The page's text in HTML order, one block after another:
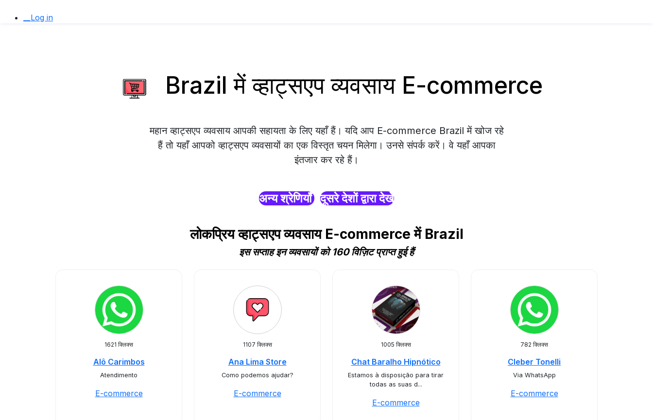
__Log in
Brazil में व्हाट्सएप व्यवसाय E-commerce
महान व्हाट्सएप व्यवसाय आपकी सहायता के लिए यहाँ हैं। यदि आप E-commerce Brazil में खोज रहे
हैं तो यहाँ आपको व्हाट्सएप व्यवसायों का एक विस्तृत चयन मिलेगा। उनसे संपर्क करें। वे यहाँ आपका
इंतजार कर रहे हैं।
अन्य श्रेणियाँ दूसरे देशों द्वारा देखें
लोकप्रिय व्हाट्सएप व्यवसाय E-commerce में Brazil
इस सप्ताह इन व्यवसायों को 160 विज़िट प्राप्त हुई हैं
1621 क्लिक्स
Alô Carimbos
Atendimento
E-commerce
1107 क्लिक्स
Ana Lima Store
Como podemos ajudar?
E-commerce
1005 क्लिक्स
Chat Baralho Hipnótico
Estamos à disposição para tirar
todas as suas d...
E-commerce
782 क्लिक्स
Cleber Tonelli
Via WhatsApp
E-commerce